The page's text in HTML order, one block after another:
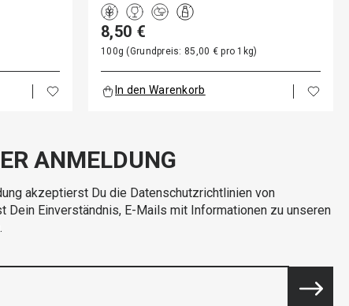
8,50 €
100g (Grundpreis: 85,00 € pro 1kg)
In den Warenkorb
ANMELDUNG
akzeptierst Du die Datenschutzrichtlinien von
Dein Einverständnis, E-Mails mit Informationen zu unseren